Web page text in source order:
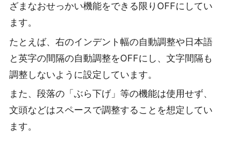
ざまなおせっかい機能をできる限りOFFにしてい
ます。
たとえば、右のインデント幅の自動調整や日本語
と英字の間隔の自動調整をOFFにし、文字間隔も
調整しないように設定しています。
また、段落の「ぶら下げ」等の機能は使用せず、
文頭などはスペースで調整することを想定してい
ます。